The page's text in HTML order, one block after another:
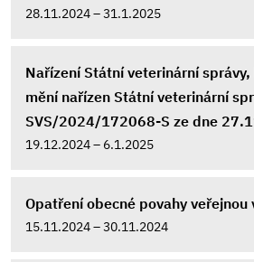
28.11.2024 – 31.1.2025
Nařízení Státní veterinární
mění nařízen Státní veterinární
SVS/2024/172068-S ze dne
19.12.2024 – 6.1.2025
Opatření obecné povahy veřejnou
15.11.2024 – 30.11.2024